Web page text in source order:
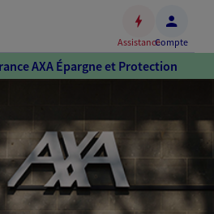
Accéder
au
Accéder
au
pied
de
page
AssistanceCompte
AXA Épargne et Protection